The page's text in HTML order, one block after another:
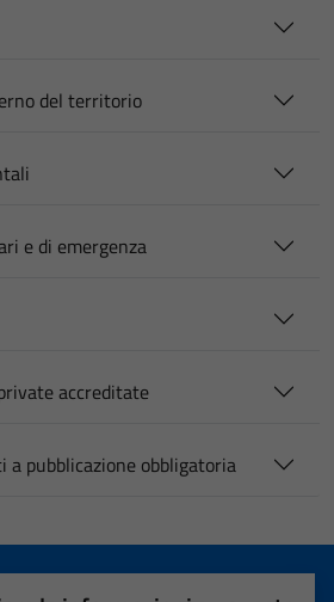
del territorio
e di emergenza
accreditate
a pubblicazione obbligatoria